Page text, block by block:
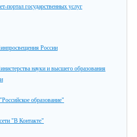
портал государственных услуг
России
науки и высшего образования
образование"
"В Контакте"